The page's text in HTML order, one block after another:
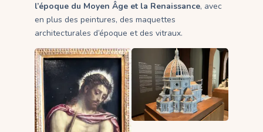
l’époque du Moyen Âge et la Renaissance, avec
en plus des peintures, des maquettes
architecturales d’époque et des vitraux.